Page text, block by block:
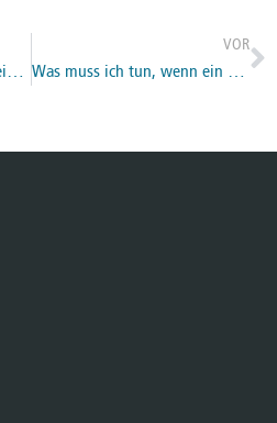
Wie kann ich die Messung einem Kunden zuweisen
VOR
Was muss ich tun, wenn ein Benutzer mit der angegebenen E-Mail-Adresse bereits existiert?